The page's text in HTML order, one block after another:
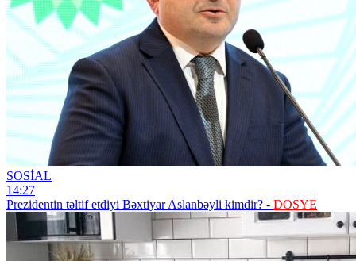
SOSİAL
14:27
Prezidentin təltif etdiyi Bəxtiyar Aslanbəyli kimdir? - DOSYE